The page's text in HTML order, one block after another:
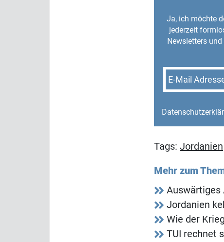
Ja, ich möchte
jederzeit
Newsletters
E-Mail
Tags: Jordanien
Mehr zum
Auswärtiges
Jordanien
Wie der
TUI rechnet